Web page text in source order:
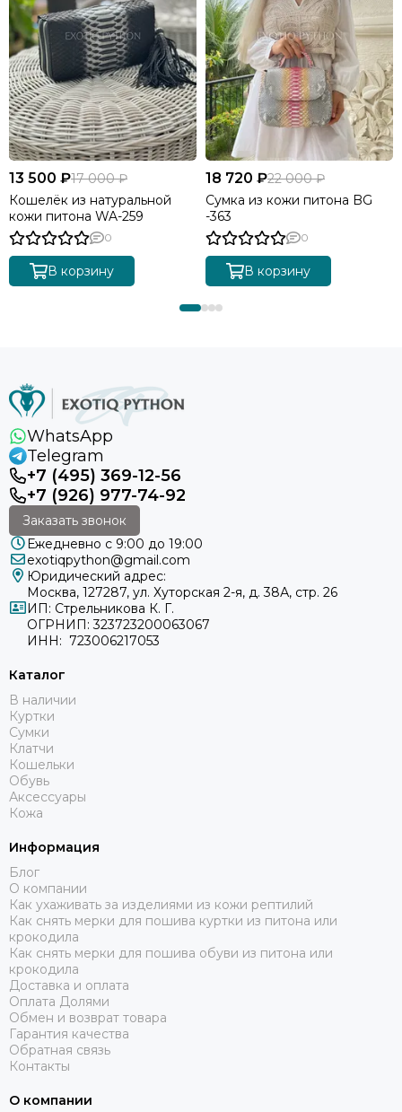
13 500 ₽17 000 ₽
Кошелёк из натуральной
кожи питона WA-259
0
В корзину
18 720 ₽22 000 ₽
Сумка из кожи питона BG
-363
0
В корзину
WhatsApp
Telegram
+7 (495) 369-12-56
+7 (926) 977-74-92
Заказать звонок
Ежедневно с 9:00 до 19:00
exotiqpython@gmail.com
Юридический адрес:
Москва, 127287, ул. Хуторская 2-я, д. 38А, стр. 26
ИП: Стрельникова К. Г.
ОГРНИП: 323723200063067
ИНН: 723006217053
Каталог
В наличии
Куртки
Сумки
Клатчи
Кошельки
Обувь
Аксессуары
Кожа
Информация
Блог
О компании
Как ухаживать за изделиями из кожи рептилий
Как снять мерки для пошива куртки из питона или
крокодила
Как снять мерки для пошива обуви из питона или
крокодила
Доставка и оплата
Оплата Долями
Обмен и возврат товара
Гарантия качества
Обратная связь
Контакты
О компании